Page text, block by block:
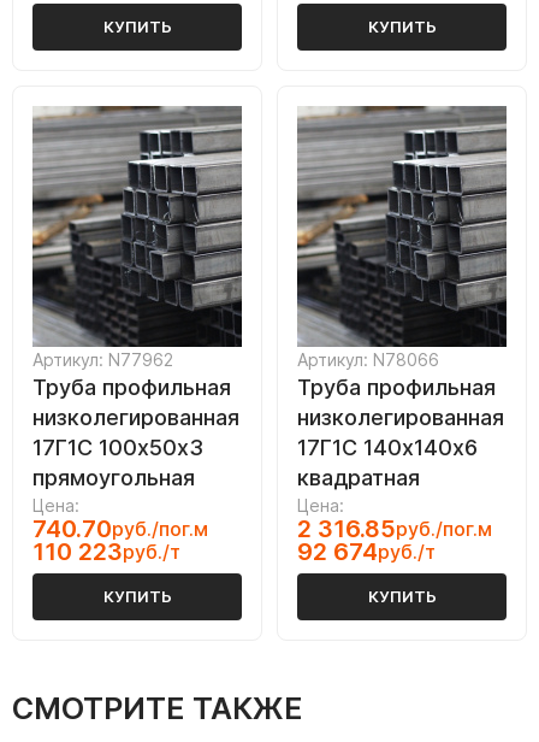
КУПИТЬ КУПИТЬ
Артикул: N77962
Труба профильная
низколегированная
17Г1С 100х50х3
прямоугольная
Цена:
740.70руб./пог.м
110 223руб./т
КУПИТЬ
Артикул: N78066
Труба профильная
низколегированная
17Г1С 140х140х6
квадратная
Цена:
2 316.85руб./пог.м
92 674руб./т
КУПИТЬ
СМОТРИТЕ ТАКЖЕ